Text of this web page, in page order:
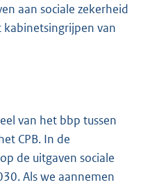
aan sociale zekerheid
van
van het bbp tussen
CPB. In de
de uitgaven sociale
Als we aannemen